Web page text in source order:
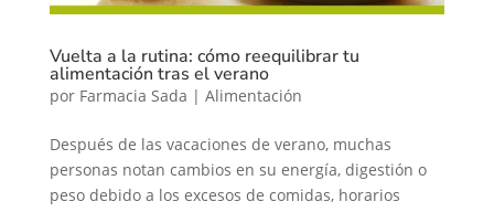
Vuelta a la rutina: cómo reequilibrar tu
alimentación tras el verano
por Farmacia Sada | Alimentación
Después de las vacaciones de verano, muchas
personas notan cambios en su energía, digestión o
peso debido a los excesos de comidas, horarios